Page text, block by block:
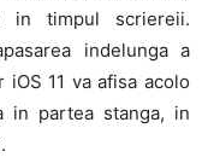
in timpul scriereii.
indelunga a
11 va afisa acolo
in partea stanga, in